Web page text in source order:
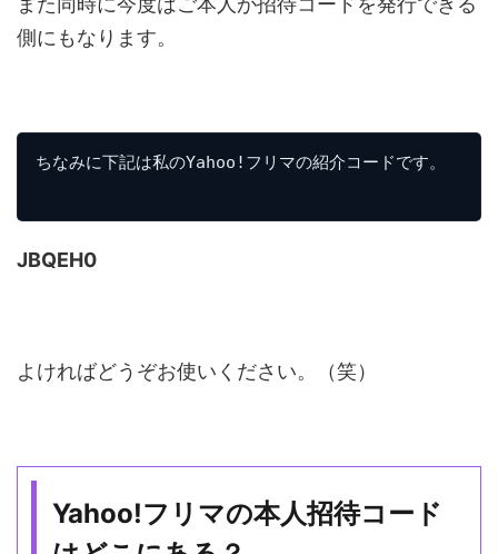
側にもなります。
ちなみに下記は私のYahoo!フリマの紹介コードです。
JBQEH0
よければどうぞお使いください。（笑）
Yahoo!フリマの本人招待コード